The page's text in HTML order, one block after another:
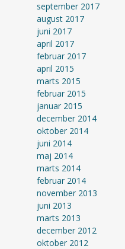
september 2017
august 2017
juni 2017
april 2017
februar 2017
april 2015
marts 2015
februar 2015
januar 2015
december 2014
oktober 2014
juni 2014
maj 2014
marts 2014
februar 2014
november 2013
juni 2013
marts 2013
december 2012
oktober 2012